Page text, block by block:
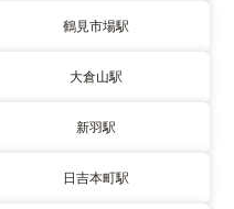
鶴見市場駅
大倉山駅
新羽駅
日吉本町駅